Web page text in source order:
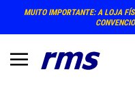
MUITO IMPORTANTE: A LOJA